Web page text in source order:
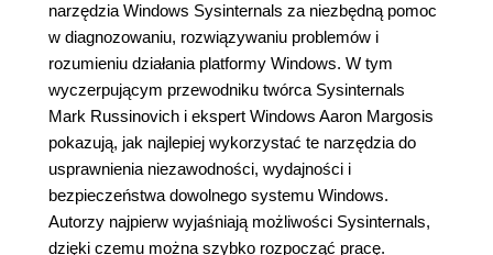
narzędzia Windows Sysinternals za niezbędną pomoc
w diagnozowaniu, rozwiązywaniu problemów i
rozumieniu działania platformy Windows. W tym
wyczerpującym przewodniku twórca Sysinternals
Mark Russinovich i ekspert Windows Aaron Margosis
pokazują, jak najlepiej wykorzystać te narzędzia do
usprawnienia niezawodności, wydajności i
bezpieczeństwa dowolnego systemu Windows.
Autorzy najpierw wyjaśniają możliwości Sysinternals,
dzięki czemu można szybko rozpocząć pracę.